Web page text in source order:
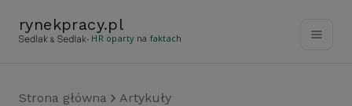
rynekpracy.pl
- HR oparty na faktach
Strona główna Artykuły